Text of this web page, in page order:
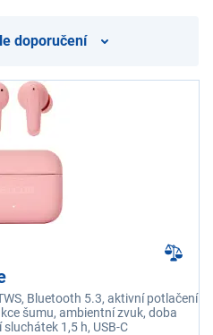
doporučení
Bluetooth 5.3, aktivní potlačení
šumu, ambientní zvuk, doba
1,5 h, USB-C